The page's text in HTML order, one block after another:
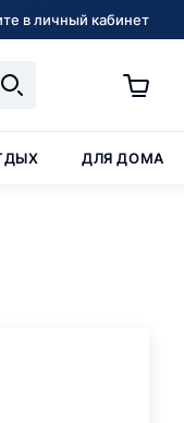
в личный кабинет
ДЛЯ ДОМА